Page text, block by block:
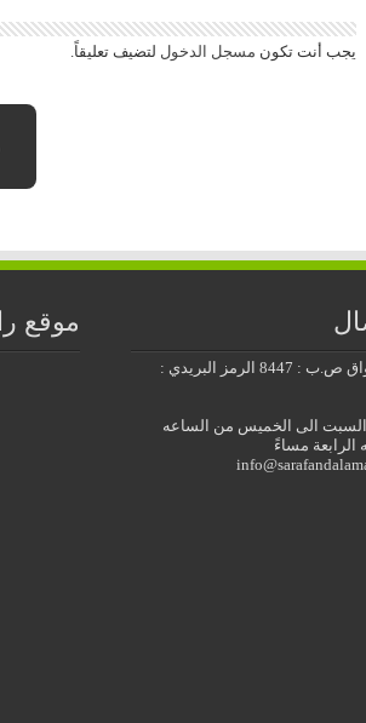
يجب أنت تكون مسجل الدخول لتضيف تعليقاً.
ضاحية الاقصى - حي الرواق ص.ب : 8447 الرمز البريدي :
السبت الى الخميس من الساعه
الرابعة مساءً
موقع